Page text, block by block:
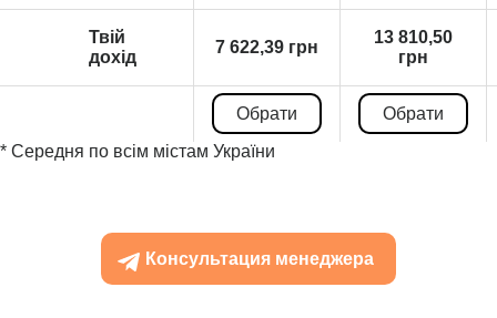
Твій
дохід
7 622,39 грн
13 810,50
грн
Обрати
Обрати
* Середня по всім містам України
Консультация менеджера